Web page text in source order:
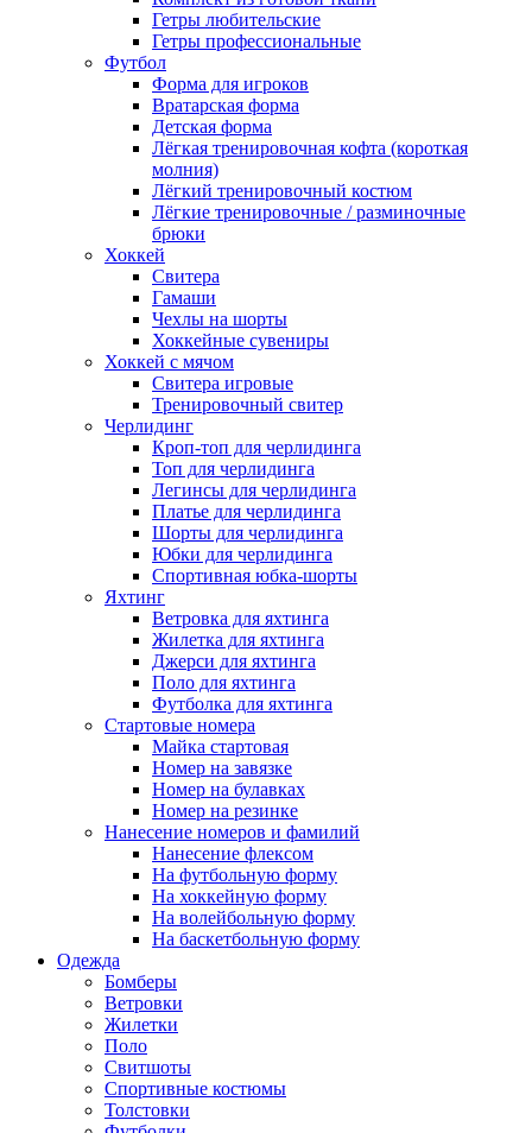
Гетры любительские
Гетры профессиональные
Футбол
Форма для игроков
Вратарская форма
Детская форма
Лёгкая тренировочная кофта (короткая
молния)
Лёгкий тренировочный костюм
Лёгкие тренировочные / разминочные
брюки
Хоккей
Свитера
Гамаши
Чехлы на шорты
Хоккейные сувениры
Хоккей с мячом
Свитера игровые
Тренировочный свитер
Черлидинг
Кроп-топ для черлидинга
Топ для черлидинга
Легинсы для черлидинга
Платье для черлидинга
Шорты для черлидинга
Юбки для черлидинга
Спортивная юбка-шорты
Яхтинг
Ветровка для яхтинга
Жилетка для яхтинга
Джерси для яхтинга
Поло для яхтинга
Футболка для яхтинга
Стартовые номера
Майка стартовая
Номер на завязке
Номер на булавках
Номер на резинке
Нанесение номеров и фамилий
Нанесение флексом
На футбольную форму
На хоккейную форму
На волейбольную форму
На баскетбольную форму
Одежда
Бомберы
Ветровки
Жилетки
Поло
Свитшоты
Спортивные костюмы
Толстовки